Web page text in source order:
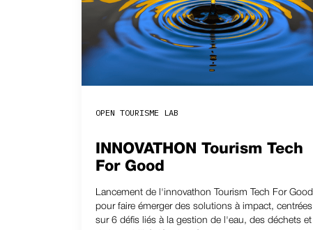
OPEN TOURISME LAB
INNOVATHON Tourism Tech
For Good
Lancement de l'innovathon Tourism Tech For Good
pour faire émerger des solutions à impact, centrées
sur 6 défis liés à la gestion de l'eau, des déchets et